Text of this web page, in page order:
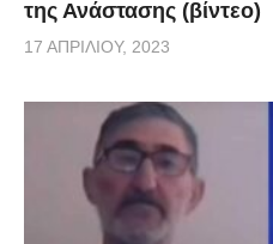
της Ανάστασης (βίντεο)
17 ΑΠΡΙΛΊΟΥ, 2023